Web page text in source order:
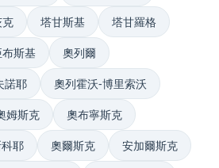
塔甘斯基 塔甘羅格
斯基 奧列爾
諾耶 奧列霍沃-博里索沃
姆斯克 奧布寧斯克
耶 奧爾斯克 安加爾斯克